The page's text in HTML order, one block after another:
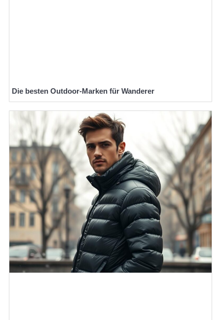
Die besten Outdoor-Marken für Wanderer